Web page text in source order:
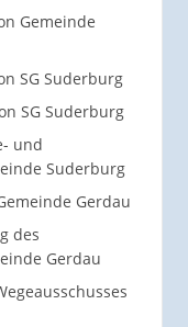
Gemeinde
SG Suderburg
SG Suderburg
und
Suderburg
Gerdau
des
Gerdau